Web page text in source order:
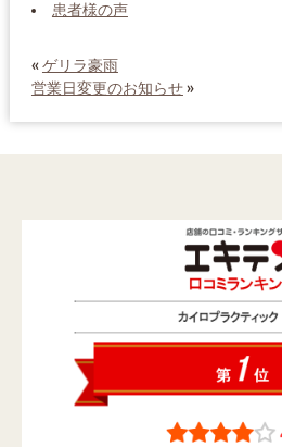
患者様の声
«ゲリラ豪雨
営業日変更のお知らせ»